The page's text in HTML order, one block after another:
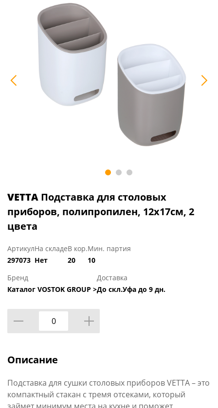
VETTA Подставка для столовых
приборов, полипропилен, 12х17см, 2
цвета
Артикул
297073
На складе
Нет
В кор.
20
Мин. партия
10
Бренд
Каталог VOSTOK GROUP >
Доставка
До скл.Уфа до 9 дн.
Описание
Подставка для сушки столовых приборов VETTA – это
компактный стакан с тремя отсеками, который